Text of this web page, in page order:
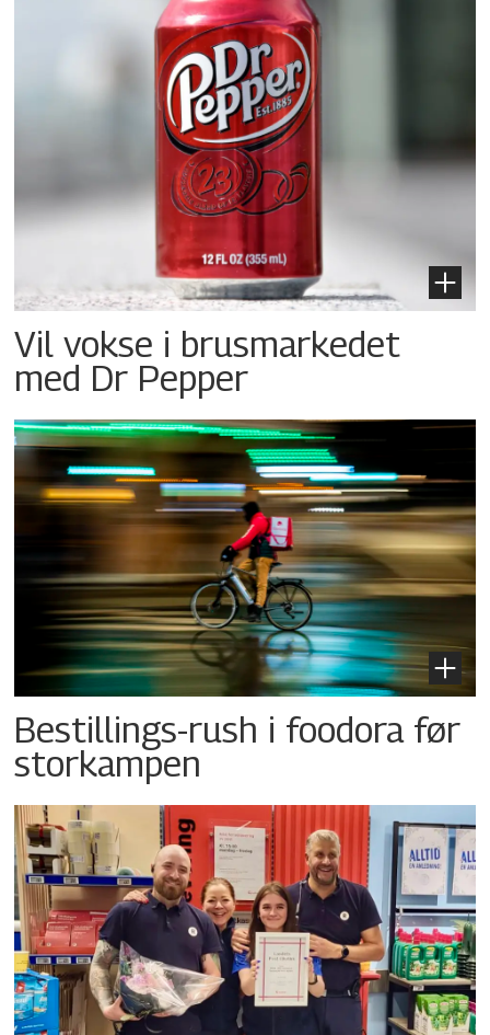
Vil vokse i brusmarkedet
med Dr Pepper
Bestillings-rush i foodora før
storkampen